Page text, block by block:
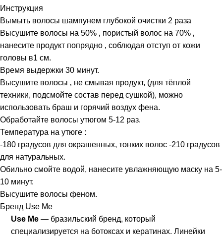
Инструкция
Вымыть волосы шампунем глубокой очистки 2 раза
Высушите волосы на 50% ‚ пористый волос на 70% ‚
нанесите продукт попрядно ‚ соблюдая отступ от кожи
головы в1 см.
Время выдержки 30 минут.
Высушите волосы ‚ не смывая продукт, (для тёплой
техники, подсмойте состав перед сушкой), можно
использовать браш и горячий воздух фена.
Обработайте волосы утюгом 5-12 раз.
Температура на утюге :
-180 градусов для окрашенных, тонких волос -210 градусов
для натуральных.
Обильно смойте водой, нанесите увлажняющую маску на 5-
10 минут.
Высушите волосы феном.
Бренд Use Me
Use Me — бразильский бренд, который
специализируется на ботоксах и кератинах. Линейки